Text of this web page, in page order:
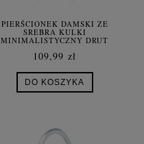
PIERŚCIONEK DAMSKI ZE
SREBRA KULKI
MINIMALISTYCZNY DRUT
109,99 zł
DO KOSZYKA